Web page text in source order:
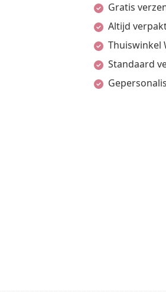
Gratis
Altijd
Thuiswinkel
Standaard